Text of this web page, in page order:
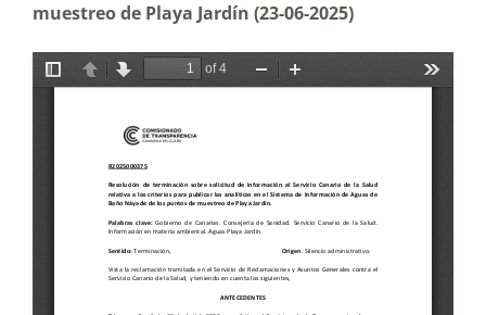
muestreo de Playa Jardín (23-06-2025)